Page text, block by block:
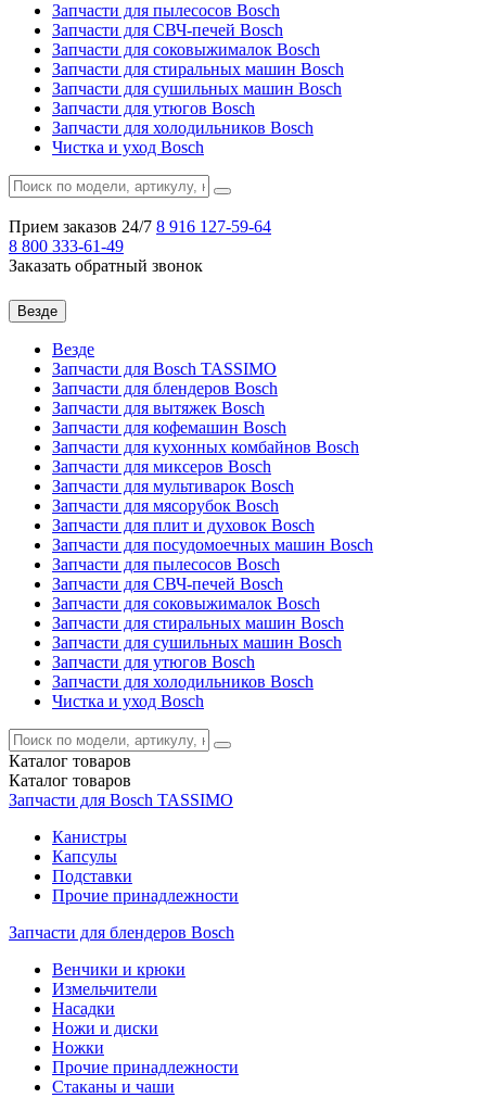
Запчасти для пылесосов Bosch
Запчасти для СВЧ-печей Bosch
Запчасти для соковыжималок Bosch
Запчасти для стиральных машин Bosch
Запчасти для сушильных машин Bosch
Запчасти для утюгов Bosch
Запчасти для холодильников Bosch
Чистка и уход Bosch
Прием заказов 24/7 8 916 127-59-64
8 800 333-61-49
Заказать обратный звонок
Везде
Везде
Запчасти для Bosch TASSIMO
Запчасти для блендеров Bosch
Запчасти для вытяжек Bosch
Запчасти для кофемашин Bosch
Запчасти для кухонных комбайнов Bosch
Запчасти для миксеров Bosch
Запчасти для мультиварок Bosch
Запчасти для мясорубок Bosch
Запчасти для плит и духовок Bosch
Запчасти для посудомоечных машин Bosch
Запчасти для пылесосов Bosch
Запчасти для СВЧ-печей Bosch
Запчасти для соковыжималок Bosch
Запчасти для стиральных машин Bosch
Запчасти для сушильных машин Bosch
Запчасти для утюгов Bosch
Запчасти для холодильников Bosch
Чистка и уход Bosch
Каталог товаров
Каталог товаров
Запчасти для Bosch TASSIMO
Канистры
Капсулы
Подставки
Прочие принадлежности
Запчасти для блендеров Bosch
Венчики и крюки
Измельчители
Насадки
Ножи и диски
Ножки
Прочие принадлежности
Стаканы и чаши